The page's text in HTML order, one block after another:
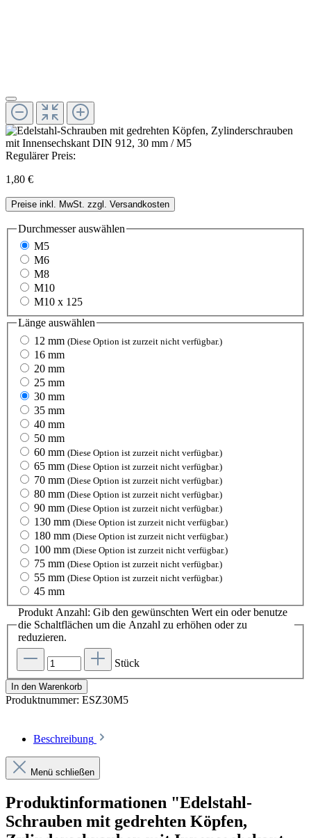
Regulärer Preis:
1,80 €
Preise inkl. MwSt. zzgl. Versandkosten
Durchmesserauswählen
M5
M6
M8
M10
M10 x 125
Länge auswählen
12 mm (Diese Option ist zurzeit nicht verfügbar.)
16 mm
20 mm
25 mm
30 mm
35 mm
40 mm
50 mm
60 mm (Diese Option ist zurzeit nicht verfügbar.)
65 mm (Diese Option ist zurzeit nicht verfügbar.)
70 mm (Diese Option ist zurzeit nicht verfügbar.)
80 mm (Diese Option ist zurzeit nicht verfügbar.)
90 mm (Diese Option ist zurzeit nicht verfügbar.)
130 mm (Diese Option ist zurzeit nicht verfügbar.)
180 mm (Diese Option ist zurzeit nicht verfügbar.)
100 mm (Diese Option ist zurzeit nicht verfügbar.)
75 mm (Diese Option ist zurzeit nicht verfügbar.)
55 mm (Diese Option ist zurzeit nicht verfügbar.)
45 mm
Produkt Anzahl: Gib den gewünschten Wert ein oder benutze
die Schaltflächen um die Anzahl zu erhöhen oder zu
reduzieren.
Stück
In den Warenkorb
Produktnummer: ESZ30M5
Beschreibung
Menü schließen
Produktinformationen "Edelstahl-
Schrauben mit gedrehten Köpfen,